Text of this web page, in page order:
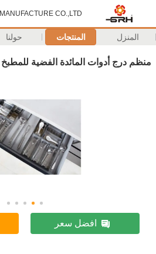
CO.,LTD
المنزل المنتجات حولنا
منظم درج أدوات المائدة الفضية للمطبخ
افضل سعر